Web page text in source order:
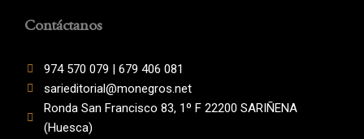
Contáctanos
974 570 079 | 679 406 081
sarieditorial@monegros.net
Ronda San Francisco 83, 1º F 22200 SARIÑENA
(Huesca)